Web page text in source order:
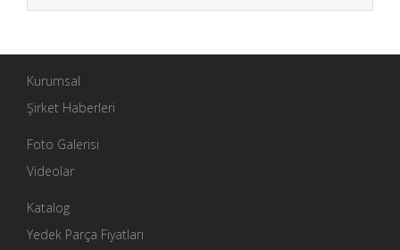
Kurumsal
Şirket Haberleri
Foto Galerisi
Videolar
Katalog
Yedek Parça Fiyatları